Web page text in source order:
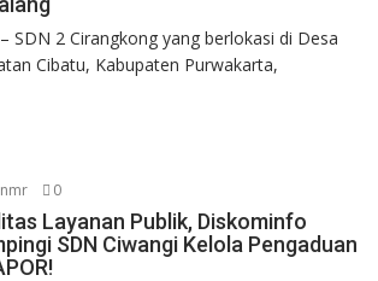
SDN 2 Cirangkong yang berlokasi di Desa
Cibatu, Kabupaten Purwakarta,
0
Layanan Publik, Diskominfo
SDN Ciwangi Kelola Pengaduan